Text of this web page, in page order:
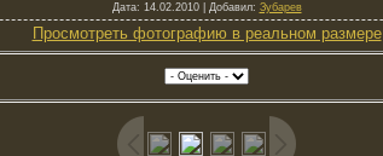
Дата: 14.02.2010 | Добавил: Зубарев
Просмотреть фотографию в реальном размере